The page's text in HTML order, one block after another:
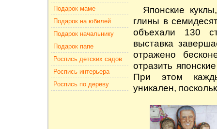
Японские куклы
глины в
объехали 130
выставка
отражено
отразить
При этом
уникален,
Подарок маме
Подарок на юбилей
Подарок начальнику
Подарок папе
Роспись детских садов
Роспись интерьера
Роспись по дереву